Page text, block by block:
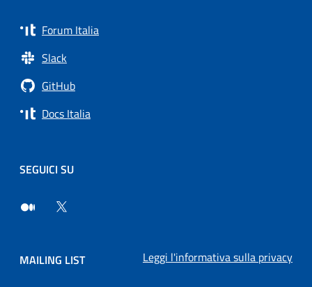
Forum Italia
Slack
GitHub
Docs Italia
SEGUICI SU
MAILING LIST Leggi l'informativa sulla privacy